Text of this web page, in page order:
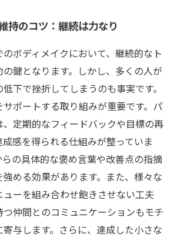
持のコツ：継続は力なり
ボディメイクにおいて、継続的なト
の鍵となります。しかし、多くの人が
下で挫折してしまうのも事実です。
ポートする取り組みが重要です。パ
定期的なフィードバックや目標の再
感を得られる仕組みが整っていま
の具体的な褒め言葉や改善点の指摘
める効果があります。また、様々な
ューを組み合わせ飽きさせない工夫
仲間とのコミュニケーションもモチ
与します。さらに、達成した小さな